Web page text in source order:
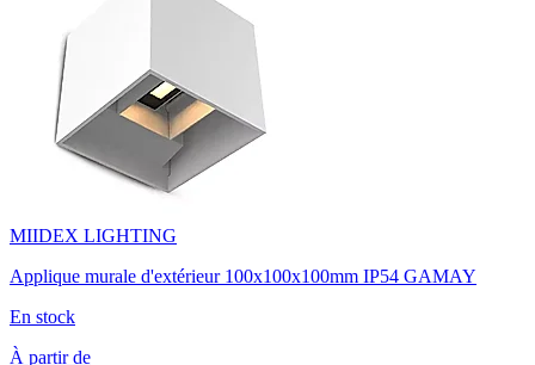
MIIDEX LIGHTING
Applique murale d'extérieur 100x100x100mm IP54 GAMAY
En stock
À partir de